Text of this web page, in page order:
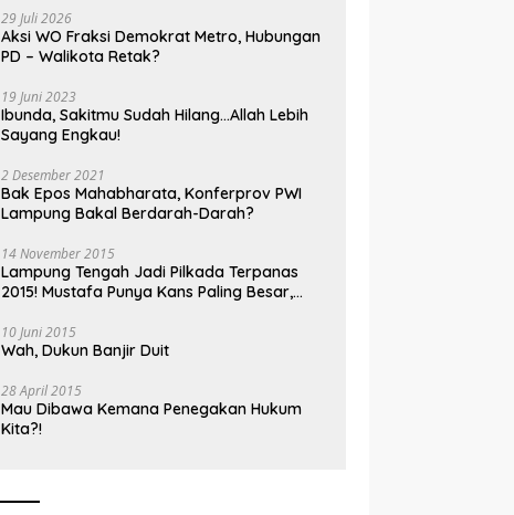
29 Juli 2026
Aksi WO Fraksi Demokrat Metro, Hubungan
PD – Walikota Retak?
19 Juni 2023
Ibunda, Sakitmu Sudah Hilang…Allah Lebih
Sayang Engkau!
2 Desember 2021
Bak Epos Mahabharata, Konferprov PWI
Lampung Bakal Berdarah-Darah?
14 November 2015
Lampung Tengah Jadi Pilkada Terpanas
2015! Mustafa Punya Kans Paling Besar,
10 Juni 2015
Wah, Dukun Banjir Duit
28 April 2015
Mau Dibawa Kemana Penegakan Hukum
Kita?!